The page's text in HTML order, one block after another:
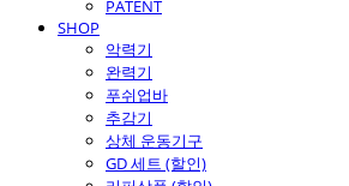
PATENT
SHOP
악력기
완력기
푸쉬업바
추감기
상체 운동기구
GD 세트 (할인)